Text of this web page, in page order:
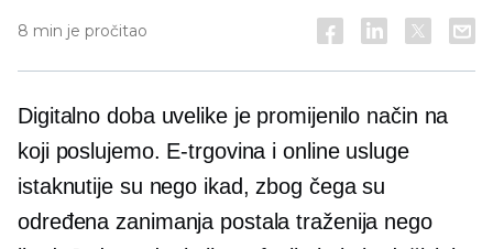
8 min je pročitao
Digitalno doba uvelike je promijenilo način na
koji poslujemo. E-trgovina i online usluge
istaknutije su nego ikad, zbog čega su
određena zanimanja postala traženija nego